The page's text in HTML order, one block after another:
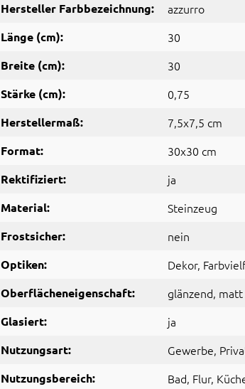
Hersteller Farbbezeichnung: azzurro
Länge (cm): 30
Breite (cm): 30
Stärke (cm): 0,75
Herstellermaß: 7,5x7,5 cm
Format: 30x30 cm
Rektifiziert: ja
Material: Steinzeug
Frostsicher: nein
Optiken: Dekor,
Oberflächeneigenschaft: glänzend, matt
Glasiert: ja
Nutzungsart: Gewerbe,
Nutzungsbereich: Bad, Flur,